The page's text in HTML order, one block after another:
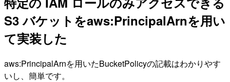
S3 バケットをaws:PrincipalArnを用い
て実装した
aws:PrincipalArnを用いたBucketPolicyの記載はわかりやす
いし、簡単です。